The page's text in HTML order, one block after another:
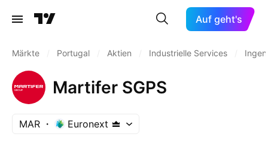
Auf geht's
Märkte Portugal Aktien Industrielle Services
Martifer SGPS
MAR Euronext